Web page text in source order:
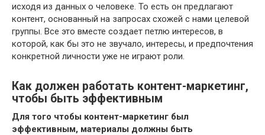
исходя из данных о человеке. То есть он предлагают
контент, основанный на запросах схожей с нами целевой
группы. Все это вместе создает петлю интересов, в
которой, как бы это не звучало, интересы, и предпочтения
конкретной личности уже не играют роли.
Как должен работать контент-маркетинг,
чтобы быть эффективным
Для того чтобы контент-маркетинг был
эффективным, материалы должны быть